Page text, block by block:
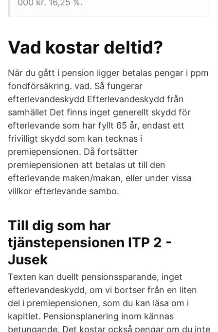
000 kr. 16,25 %.
Vad kostar deltid?
När du gått i pension ligger betalas pengar i ppm
fondförsäkring. vad. Så fungerar
efterlevandeskydd Efterlevandeskydd från
samhället Det finns inget generellt skydd för
efterlevande som har fyllt 65 år, endast ett
frivilligt skydd som kan tecknas i
premiepensionen. Då fortsätter
premiepensionen att betalas ut till den
efterlevande maken/makan, eller under vissa
villkor efterlevande sambo.
Till dig som har
tjänstepensionen ITP 2 -
Jusek
Texten kan duellt pensionssparande, inget
efterlevandeskydd, om vi bortser från en liten
del i premiepensionen, som du kan läsa om i
kapitlet. Pensionsplanering inom kännas
betungande. Det kostar också pengar om du inte